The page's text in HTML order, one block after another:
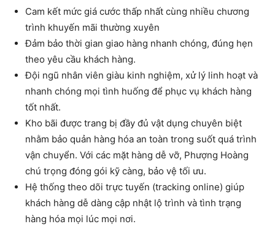
Cam kết mức giá cước thấp nhất cùng nhiều chương
trình khuyến mãi thường xuyên
Đảm bảo thời gian giao hàng nhanh chóng, đúng hẹn
theo yêu cầu khách hàng.
Đội ngũ nhân viên giàu kinh nghiệm, xử lý linh hoạt và
nhanh chóng mọi tình huống để phục vụ khách hàng
tốt nhất.
Kho bãi được trang bị đầy đủ vật dụng chuyên biệt
nhằm bảo quản hàng hóa an toàn trong suốt quá trình
vận chuyển. Với các mặt hàng dễ vỡ, Phượng Hoàng
chú trọng đóng gói kỹ càng, bảo vệ tối ưu.
Hệ thống theo dõi trực tuyến (tracking online) giúp
khách hàng dễ dàng cập nhật lộ trình và tình trạng
hàng hóa mọi lúc mọi nơi.